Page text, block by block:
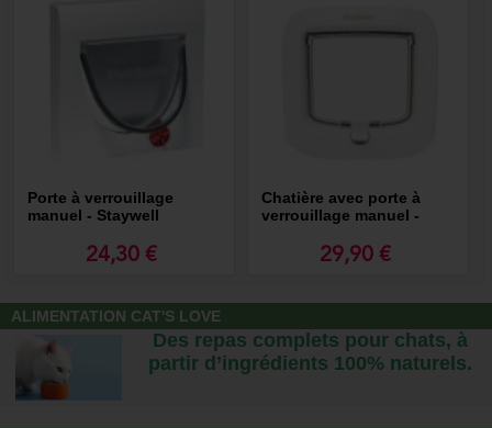
Porte à verrouillage
manuel - Staywell
24,30 €
Chatière avec porte à
verrouillage manuel -
29,90 €
ALIMENTATION CAT'S LOVE
Des repas complets pour chats, à
partir d’ingrédients 100% naturels.